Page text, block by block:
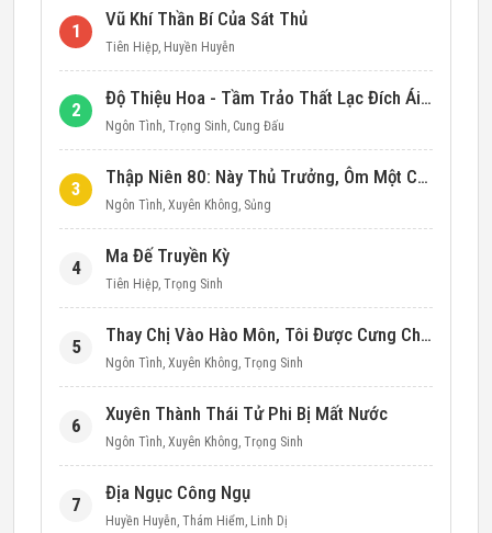
1
Vũ Khí Thần Bí Của Sát Thủ
Tiên Hiệp, Huyền Huyễn
2
Độ Thiệu Hoa - Tầm Trảo Thất Lạc Đích Ái Tình
Ngôn Tình, Trọng Sinh, Cung Đấu
3
Thập Niên 80: Này Thủ Trưởng, Ôm Một Cái Đi!
Ngôn Tình, Xuyên Không, Sủng
4
Ma Đế Truyền Kỳ
Tiên Hiệp, Trọng Sinh
5
Thay Chị Vào Hào Môn, Tôi Được Cưng Chiều Hết Mực (Thập Niên 90)
Ngôn Tình, Xuyên Không, Trọng Sinh
6
Xuyên Thành Thái Tử Phi Bị Mất Nước
Ngôn Tình, Xuyên Không, Trọng Sinh
7
Địa Ngục Công Ngụ
Huyền Huyễn, Thám Hiểm, Linh Dị